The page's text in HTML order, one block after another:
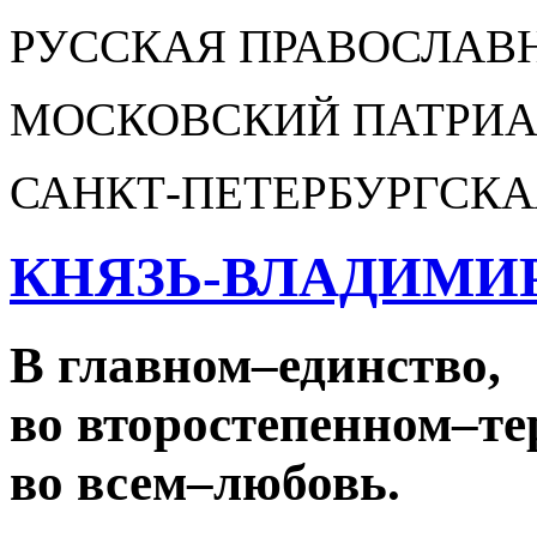
РУССКАЯ
МОСКОВСКИЙ
САНКТ-
КНЯЗЬ-
В главном–единство,
во второстепенном–
во всем–любовь.